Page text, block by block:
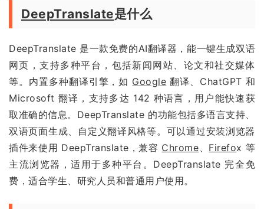
DeepTranslate是什么
DeepTranslate 是一款免费的AI翻译器，能一键生成双语
网页，支持多种平台，包括新闻网站、论文和社交媒体
等。内置多种翻译引擎，如 Google 翻译、ChatGPT 和
Microsoft 翻译，支持多达 142 种语言，用户能快速获
取准确的信息。DeepTranslate 的功能包括多语言支持、
双语页面生成、自定义翻译风格等。可以通过安装浏览器
插件来使用 DeepTranslate，兼容 Chrome Firefox 等
主流浏览器，适用于多种平台。DeepTranslate 完全免
费，适合学生、研究人员和普通用户使用。